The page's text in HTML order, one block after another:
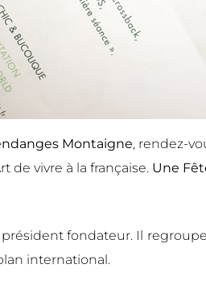
Montaigne, rendez-
de vivre à la française. Une
fondateur. Il
international.